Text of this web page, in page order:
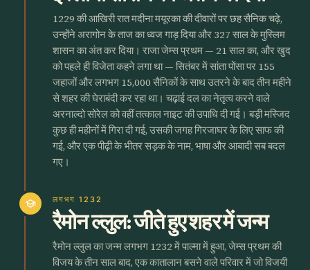
1229 की आखिरी रात मदीना मयूरका की दीवारों पर छह सैनिक चढ़े,
उन्होंने अरागोन के ताज का ध्वज गाड़ दिया और 327 साल के मुस्लिम
शासन का अंत कर दिया। राजा जेम्स प्रथम — 21 साल का, और खुद
को पहले ही विजेता कहने लगा था — सितंबर में सांता पोंसा पर 155
जहाजों और लगभग 15,000 सैनिकों के साथ उतरने के बाद तीन महीने
से शहर की घेराबंदी कर रहा था। चढ़ाई दल का नेतृत्व करने वाले
अरनाल्दो सोरेल को वहीं तत्काल नाइट की उपाधि दी गई। बड़ी मस्जिद
कुछ ही महीनों में गिरा दी गई, उसकी जगह गिरजाघर के लिए साफ की
गई, और एक पीढ़ी के भीतर सड़क के नाम, भाषा और आबादी सब बदल
गए।
school लगभग 1232
रैमोन ल्लुल: जीते हुए शहर में जन्म
रैमोन ल्लुल का जन्म लगभग 1232 में पाल्मा में हुआ, जेम्स प्रथम की
विजय के तीन साल बाद, एक कातालान बसने वाले परिवार में जो विजयी